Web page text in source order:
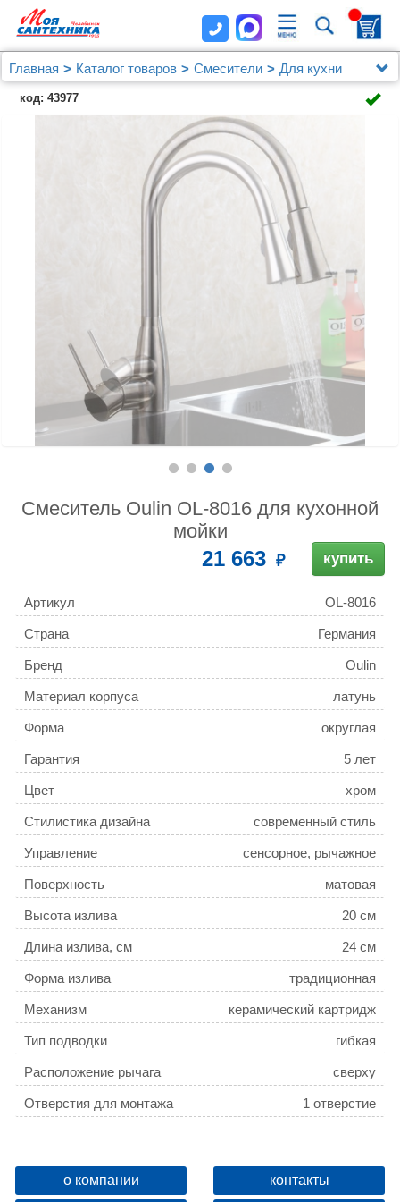
Главная Каталог товаров Смесители
Для кухни
Смеситель Oulin OL-8016 для кухонной мойки
код: 43977
Смеситель Oulin OL-8016 для кухонной
мойки
21 663 купить
Артикул OL-8016
Страна Германия
Бренд Oulin
Материал корпуса латунь
Форма округлая
Гарантия 5 лет
Цвет хром
Стилистика дизайна современный стиль
Управление сенсорное, рычажное
Поверхность матовая
Высота излива 20 см
Длина излива, см 24 см
Форма излива традиционная
Механизм керамический картридж
Тип подводки гибкая
Расположение рычага сверху
Отверстия для монтажа 1 отверстие
Высота, см 42.7
Глубина, см 24
о компании контакты